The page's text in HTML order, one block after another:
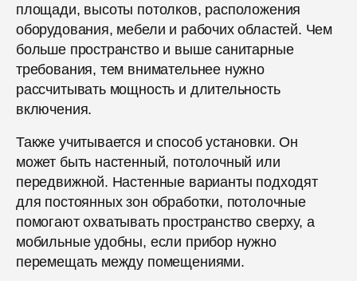
площади, высоты потолков, расположения
оборудования, мебели и рабочих областей. Чем
больше пространство и выше санитарные
требования, тем внимательнее нужно
рассчитывать мощность и длительность
включения.
Также учитывается и способ установки. Он
может быть настенный, потолочный или
передвижной. Настенные варианты подходят
для постоянных зон обработки, потолочные
помогают охватывать пространство сверху, а
мобильные удобны, если прибор нужно
перемещать между помещениями.